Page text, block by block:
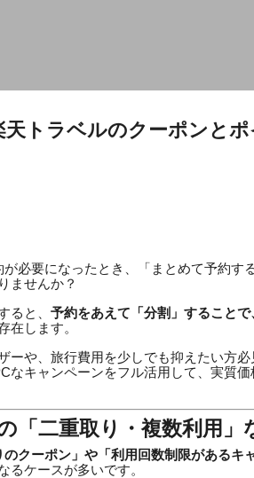
トラベルのクーポンと
必要になったとき、「まとめて予約す
ませんか？
ると、 予約をあえて「分割」すること
在します。
ーや、旅行費用を少しでも抑えたい方
なキャンペーンをフル活用して、実質
「二重取り・複数利用」
のクーポン」や「利用回数制限があるキ
るケースが多いです。